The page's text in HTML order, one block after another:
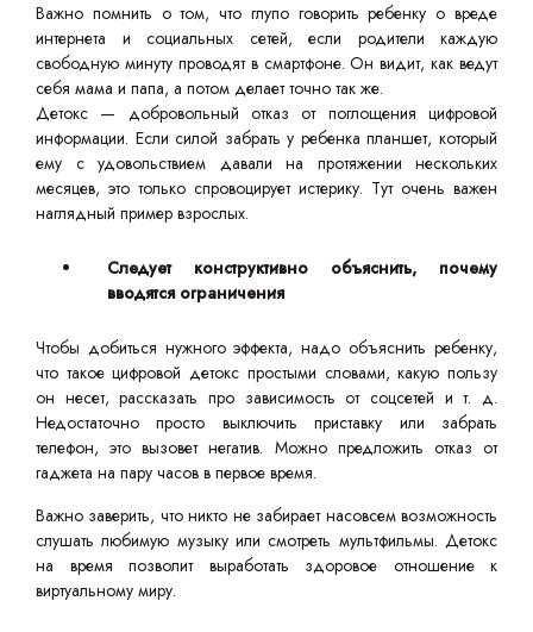
Важно помнить о том, что глупо говорить ребенку о вреде
интернета и социальных сетей, если родители каждую
свободную минуту проводят в смартфоне. Он видит, как ведут
себя мама и папа, а потом делает точно так же.
Детокс — добровольный отказ от поглощения цифровой
информации. Если силой забрать у ребенка планшет, который
ему с удовольствием давали на протяжении нескольких
месяцев, это только спровоцирует истерику. Тут очень важен
наглядный пример взрослых.
Следует конструктивно объяснить, почему
вводятся ограничения
Чтобы добиться нужного эффекта, надо объяснить ребенку,
что такое цифровой детокс простыми словами, какую пользу
он несет, рассказать про зависимость от соцсетей и т. д.
Недостаточно просто выключить приставку или забрать
телефон, это вызовет негатив. Можно предложить отказ от
гаджета на пару часов в первое время.
Важно заверить, что никто не забирает насовсем возможность
слушать любимую музыку или смотреть мультфильмы. Детокс
на время позволит выработать здоровое отношение к
виртуальному миру.